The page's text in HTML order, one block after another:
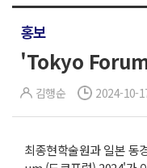
홍보
'Tokyo
김행순 2024-10-
최종현학술원과 일본